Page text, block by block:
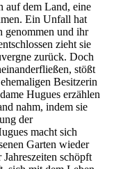
auf dem Land, eine
Ein Unfall hat
genommen und ihr
zieht sie
zurück. Doch
stößt
Besitzerin
Hugues erzählen
nahm, indem sie
der
macht sich
Garten wieder
schöpft